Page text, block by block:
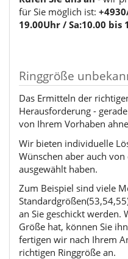
für Sie möglich ist:
19.00Uhr / Sa:10.00 bis
Ringgröße
Das Ermitteln der
Herausforderung -
von Ihrem Vorhaben
Wir bieten individuelle
Wünschen aber auch
ausgewählt haben.
Zum Beispiel sind viele
an Sie geschickt werden.
Größe hat, können Sie
fertigen wir nach Ihrem
richtigen Ringgröße an.